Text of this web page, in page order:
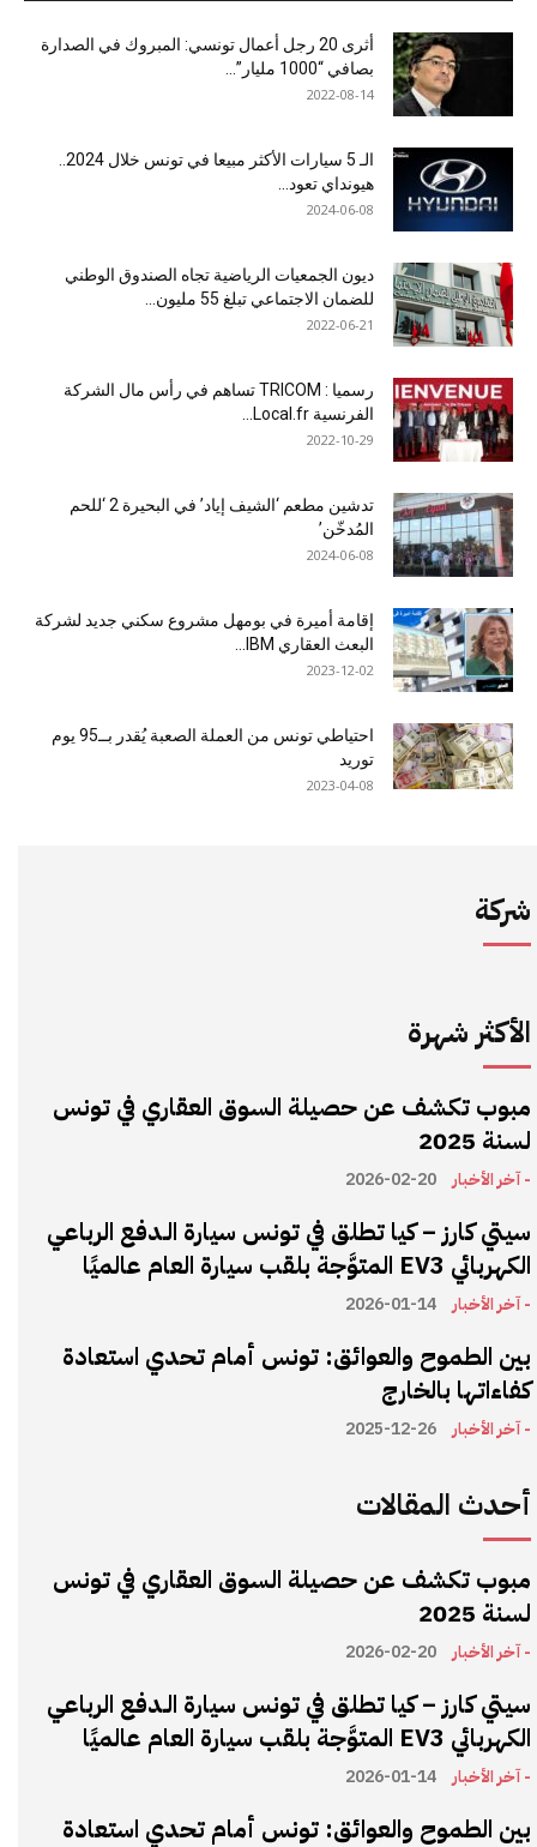
أثرى 20 رجل أعمال تونسي: المبروك في الصدارة
بصافي “1000 مليار”...
2022-08-14
هيونداي تعود...
2024-06-08
ديون الجمعيات الرياضية تجاه الصندوق الوطني
للضمان الاجتماعي تبلغ 55 مليون...
2022-06-21
رسميا : TRICOM تساهم في رأس مال الشركة
الفرنسية Local.fr...
2022-10-29
تدشين مطعم ‘الشيف إياد’ في البحيرة 2 ‘للحم
المُدخّن’
2024-06-08
إقامة أميرة في بومهل مشروع سكني جديد لشركة
البعث العقاري IBM...
2023-12-02
احتياطي تونس من العملة الصعبة يُقدر بــ95 يوم
توريد
2023-04-08
شركة
الأكثر شهرة
مبوب تكشف عن حصيلة السوق العقاري في تونس
لسنة 2025
- آخر الأخبار 2026-02-20
سيتي كارز – كيا تطلق في تونس سيارة الـدفع الرباعي
الكهربائي EV3 المتوَّجة بلقب سيارة العام عالميًا
- آخر الأخبار 2026-01-14
بين الطموح والعوائق: تونس أمام تحدي استعادة
كفاءاتها بالخارج
- آخر الأخبار 2025-12-26
أحدث المقالات
مبوب تكشف عن حصيلة السوق العقاري في تونس
لسنة 2025
- آخر الأخبار 2026-02-20
سيتي كارز – كيا تطلق في تونس سيارة الـدفع الرباعي
الكهربائي EV3 المتوَّجة بلقب سيارة العام عالميًا
- آخر الأخبار 2026-01-14
بين الطموح والعوائق: تونس أمام تحدي استعادة